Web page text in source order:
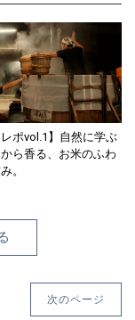
レポvol.1】自然に学ぶ
ら香る、お米のふわ
。
次のページ